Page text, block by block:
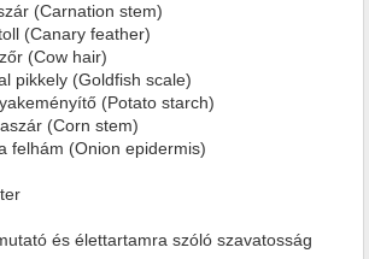
(Carnation stem)
(Canary feather)
(Cow hair)
pikkely (Goldfish scale)
(Potato starch)
(Corn stem)
felhám (Onion epidermis)
és élettartamra szóló szavatosság